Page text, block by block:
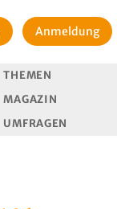
Anmeldung
THEMEN
MAGAZIN
UMFRAGEN